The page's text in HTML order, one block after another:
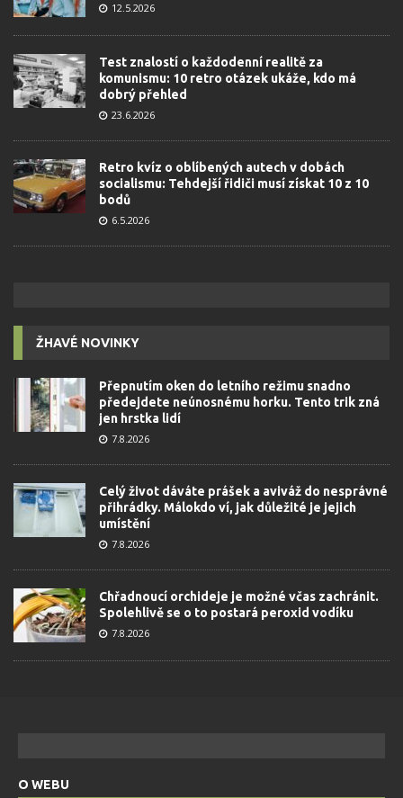
12.5.2026
Test znalostí o každodenní realitě za
komunismu: 10 retro otázek ukáže, kdo má
dobrý přehled
23.6.2026
Retro kvíz o oblíbených autech v dobách
socialismu: Tehdejší řidiči musí získat 10 z 10
bodů
6.5.2026
ŽHAVÉ NOVINKY
Přepnutím oken do letního režimu snadno
předejdete neúnosnému horku. Tento trik zná
jen hrstka lidí
7.8.2026
Celý život dáváte prášek a aviváž do nesprávné
přihrádky. Málokdo ví, jak důležité je jejich
umístění
7.8.2026
Chřadnoucí orchideje je možné včas zachránit.
Spolehlivě se o to postará peroxid vodíku
7.8.2026
O WEBU